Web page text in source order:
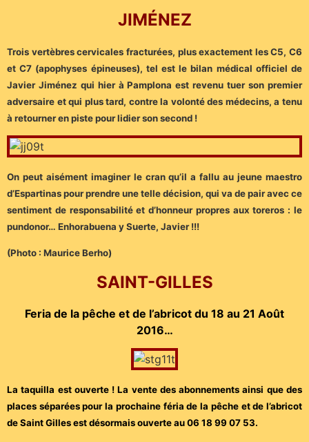
JIMÉNEZ
Trois vertèbres cervicales fracturées, plus exactement les C5, C6
et C7 (apophyses épineuses), tel est le bilan médical officiel de
Javier Jiménez qui hier à Pamplona est revenu tuer son premier
adversaire et qui plus tard, contre la volonté des médecins, a tenu
à retourner en piste pour lidier son second !
On peut aisément imaginer le cran qu’il a fallu au jeune maestro
d’Espartinas pour prendre une telle décision, qui va de pair avec ce
sentiment de responsabilité et d’honneur propres aux toreros : le
pundonor… Enhorabuena y Suerte, Javier !!!
(Photo : Maurice Berho)
SAINT-GILLES
Feria de la pêche et de l’abricot du 18 au 21 Août
2016…
La taquilla est ouverte ! La vente des abonnements ainsi que des
places séparées pour la prochaine féria de la pêche et de l’abricot
de Saint Gilles est désormais ouverte au 06 18 99 07 53.